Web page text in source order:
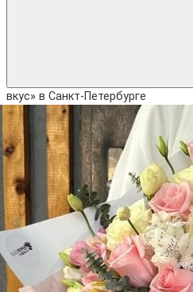
вкус» в Санкт-Петербурге